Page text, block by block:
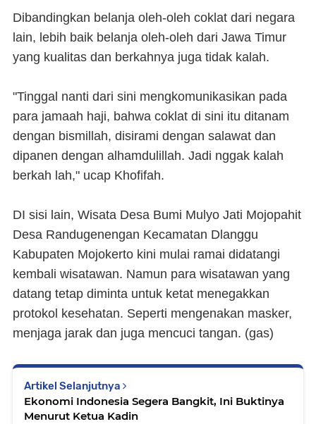
Dibandingkan belanja oleh-oleh coklat dari negara
lain, lebih baik belanja oleh-oleh dari Jawa Timur
yang kualitas dan berkahnya juga tidak kalah.
"Tinggal nanti dari sini mengkomunikasikan pada
para jamaah haji, bahwa coklat di sini itu ditanam
dengan bismillah, disirami dengan salawat dan
dipanen dengan alhamdulillah. Jadi nggak kalah
berkah lah," ucap Khofifah.
DI sisi lain, Wisata Desa Bumi Mulyo Jati Mojopahit
Desa Randugenengan Kecamatan Dlanggu
Kabupaten Mojokerto kini mulai ramai didatangi
kembali wisatawan. Namun para wisatawan yang
datang tetap diminta untuk ketat menegakkan
protokol kesehatan. Seperti mengenakan masker,
menjaga jarak dan juga mencuci tangan. (gas)
Artikel Selanjutnya
Ekonomi Indonesia Segera Bangkit, Ini Buktinya
Menurut Ketua Kadin